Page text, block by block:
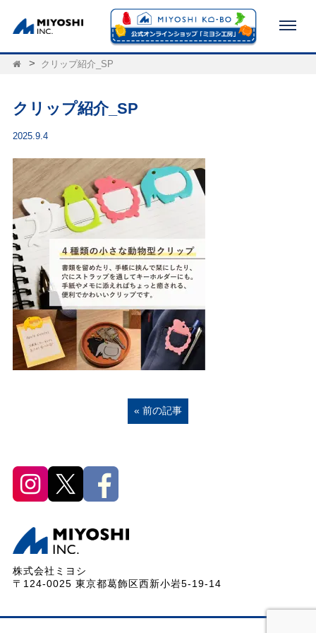
クリップ紹介_SP
クリップ紹介_SP
2025.9.4
« 前の記事
株式会社ミヨシ
〒124-0025 東京都葛飾区西新小岩5-19-14